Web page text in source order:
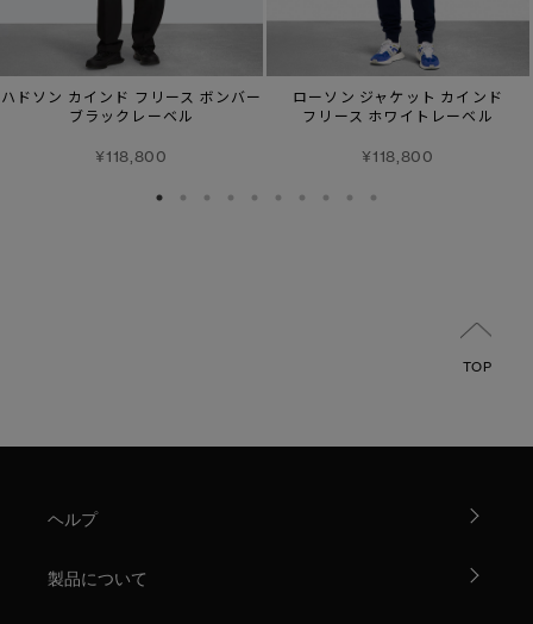
ハドソン カインド フリース ボンバー
ブラックレーベル
¥118,800
ローソン ジャケット カインド
フリース ホワイトレーベル
¥118,800
TOP
ヘルプ
製品について